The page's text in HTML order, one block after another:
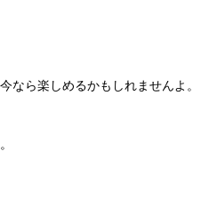
ら楽しめるかもしれませんよ。